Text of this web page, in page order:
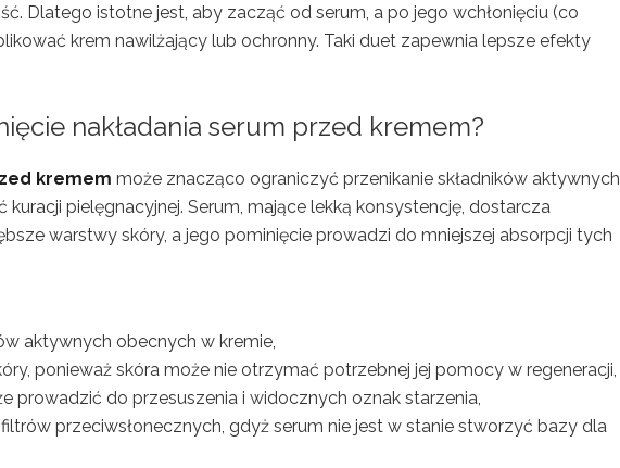
Dlatego istotne jest, aby zacząć od serum, a po jego wchłonięciu (co
krem nawilżający lub ochronny. Taki duet zapewnia lepsze efekty
nakładania serum przed kremem?
kremem może znacząco ograniczyć przenikanie składników aktywnych
pielęgnacyjnej. Serum, mające lekką konsystencję, dostarcza
warstwy skóry, a jego pominięcie prowadzi do mniejszej absorpcji tych
aktywnych obecnych w kremie,
ponieważ skóra może nie otrzymać potrzebnej jej pomocy w regeneracji,
prowadzić do przesuszenia i widocznych oznak starzenia,
przeciwsłonecznych, gdyż serum nie jest w stanie stworzyć bazy dla